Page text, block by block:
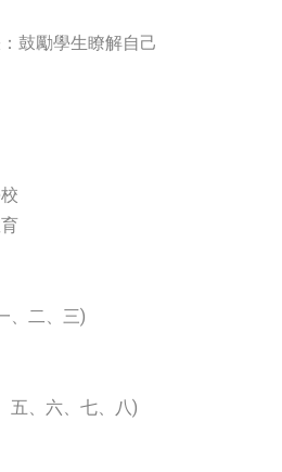
鼓勵學生瞭解自己
、二、三)
五、六、七、八)